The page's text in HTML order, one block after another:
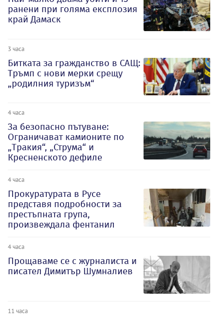
ранени при голяма експлозия
край Дамаск
3 часа
Битката за гражданство в САЩ:
Тръмп с нови мерки срещу
„родилния туризъм“
4 часа
За безопасно пътуване:
Ограничават камионите по
„Тракия“, „Струма“ и
Кресненското дефиле
4 часа
Прокуратурата в Русе
представя подробности за
престъпната група,
произвеждала фентанил
4 часа
Прощаваме се с журналиста и
писател Димитър Шумналиев
11 часа